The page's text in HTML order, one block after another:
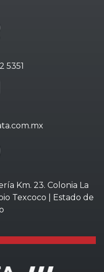
5351
Km. 23. Colonia La
Texcoco | Estado de